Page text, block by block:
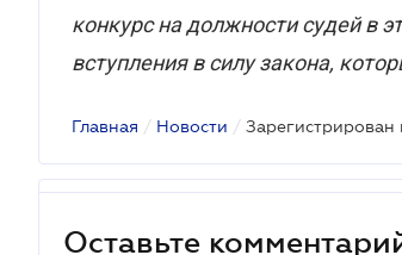
конкурс на должности судей в
вступления в силу закона,
Главная / Новости / Зарегистрирован
Оставьте